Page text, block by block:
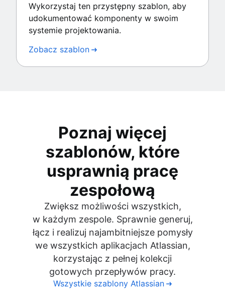
Wykorzystaj ten przystępny szablon, aby
udokumentować komponenty w swoim
systemie projektowania.
Zobacz szablon
Poznaj więcej
szablonów, które
usprawnią pracę
zespołową
Zwiększ możliwości wszystkich,
w każdym zespole. Sprawnie generuj,
łącz i realizuj najambitniejsze pomysły
we wszystkich aplikacjach Atlassian,
korzystając z pełnej kolekcji
gotowych przepływów pracy.
Wszystkie szablony Atlassian